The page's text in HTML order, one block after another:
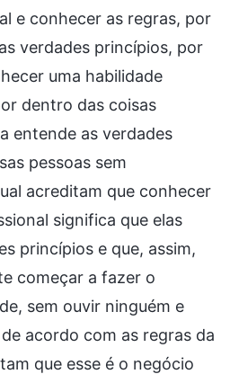
e conhecer as regras, por
verdades princípios, por
uma habilidade
dentro das coisas
entende as verdades
pessoas sem
acreditam que conhecer
significa que elas
princípios e que, assim,
começar a fazer o
sem ouvir ninguém e
acordo com as regras da
que esse é o negócio